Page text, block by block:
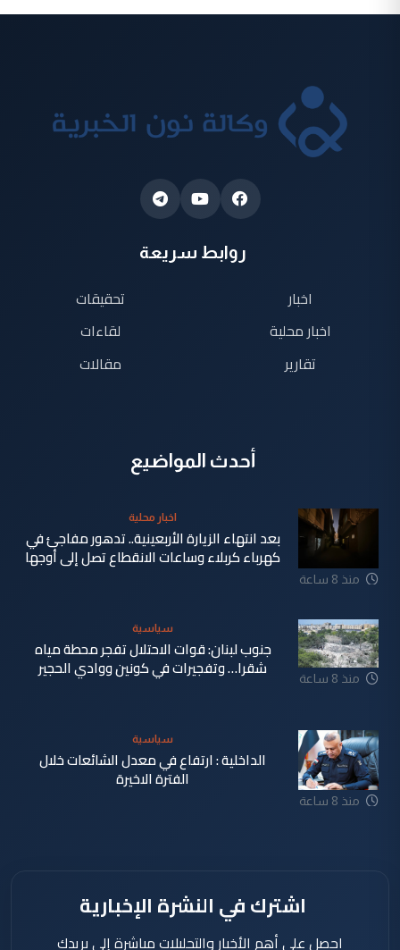
روابط سريعة
اخبار
اخبار محلية
تقارير
تحقيقات
لقاءات
مقالات
أحدث المواضيع
منذ 8 ساعة
اخبار محلية
بعد انتهاء الزيارة الأربعينية.. تدهور مفاجئ في
كهرباء كربلاء وساعات الانقطاع تصل إلى أوجها
منذ 8 ساعة
سياسية
جنوب لبنان: قوات الاحتلال تفجر محطة مياه
شقرا… وتفجيرات في كونين ووادي الحجير
منذ 8 ساعة
سياسية
الداخلية : ارتفاع في معدل الشائعات خلال
الفترة الاخيرة
اشترك في النشرة الإخبارية
احصل على أهم الأخبار والتحليلات مباشرة إلى بريدك